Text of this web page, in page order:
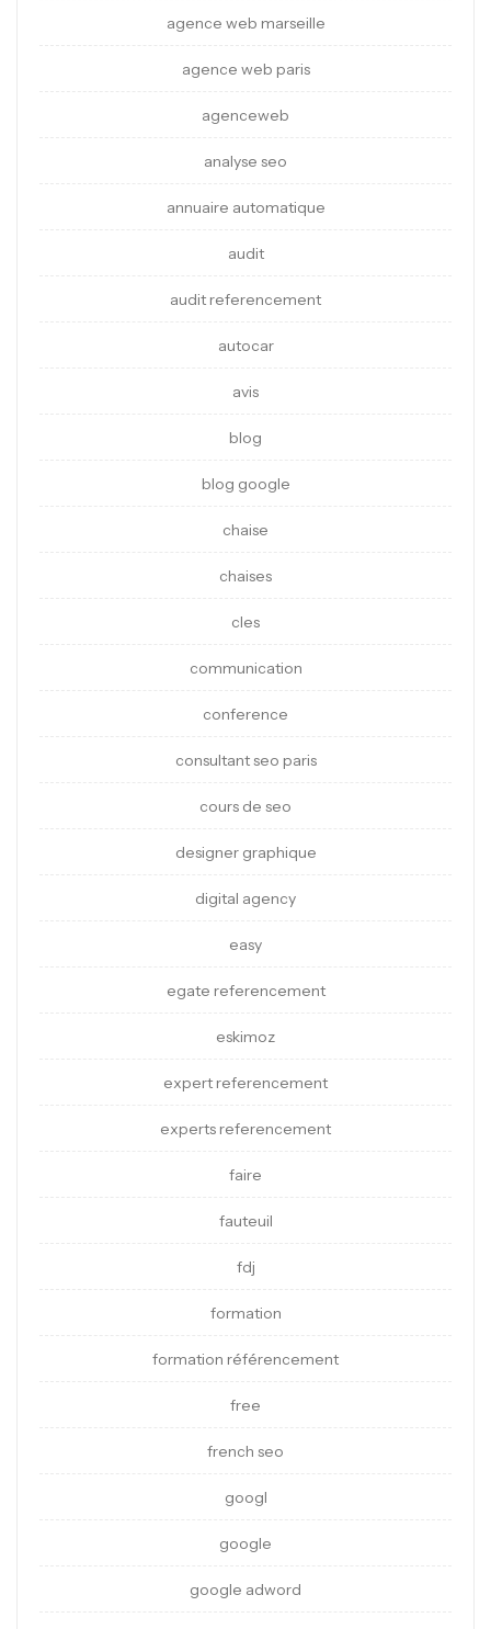
agence web marseille
agence web paris
agenceweb
analyse seo
annuaire automatique
audit
audit referencement
autocar
avis
blog
blog google
chaise
chaises
cles
communication
conference
consultant seo paris
cours de seo
designer graphique
digital agency
easy
egate referencement
eskimoz
expert referencement
experts referencement
faire
fauteuil
fdj
formation
formation référencement
free
french seo
googl
google
google adword